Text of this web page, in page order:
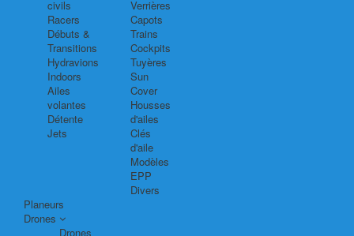
civils
Racers
Débuts &
Transitions
Hydravions
Indoors
Ailes
volantes
Détente
Jets
Verrières
Capots
Trains
Cockpits
Tuyères
Sun
Cover
Housses
d'ailes
Clés
d'aile
Modèles
EPP
Divers
Planeurs
Drones
Drones